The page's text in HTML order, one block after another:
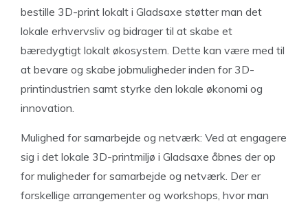
bestille 3D-print lokalt i Gladsaxe støtter man det
lokale erhvervsliv og bidrager til at skabe et
bæredygtigt lokalt økosystem. Dette kan være med til
at bevare og skabe jobmuligheder inden for 3D-
printindustrien samt styrke den lokale økonomi og
innovation.
Mulighed for samarbejde og netværk: Ved at engagere
sig i det lokale 3D-printmiljø i Gladsaxe åbnes der op
for muligheder for samarbejde og netværk. Der er
forskellige arrangementer og workshops, hvor man